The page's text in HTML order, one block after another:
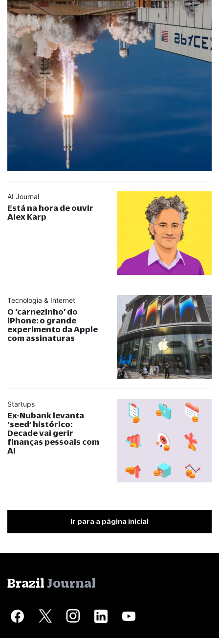
AI Journal
Está na hora de ouvir
Alex Karp
Tecnologia & Internet
O ‘carnezinho’ do
iPhone: o grande
experimento da Apple
com assinaturas
Startups
Ex-Nubank levanta
‘seed’ histórico:
Decade vai gerir
finanças pessoais com
AI
Ir para a página inicial
Brazil Journal